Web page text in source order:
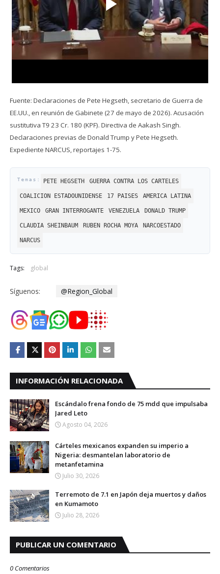
Fuente: Declaraciones de Pete Hegseth, secretario de Guerra de
EE.UU., en reunión de Gabinete (27 de mayo de 2026). Acusación
sustitutiva T9 23 Cr. 180 (KPF). Directiva de Aakash Singh.
Declaraciones previas de Donald Trump y Pete Hegseth.
Expediente NARCUS, reportajes 1-75.
PETE HEGSETH GUERRA CONTRA LOS CARTELES
COALICION ESTADOUNIDENSE 17 PAISES AMERICA LATINA
MEXICO GRAN INTERROGANTE VENEZUELA DONALD TRUMP
CLAUDIA SHEINBAUM RUBEN ROCHA MOYA NARCOESTADO
NARCUS
Tags: global
Síguenos: @Region_Global
INFORMACIÓN RELACIONADA
Escándalo frena fondo de 75 mdd que impulsaba
Jared Leto
Agosto 04, 2026
Cárteles mexicanos expanden su imperio a
Nigeria: desmantelan laboratorio de
metanfetamina
Julio 30, 2026
Terremoto de 7.1 en Japón deja muertos y daños
en Kumamoto
Julio 28, 2026
PUBLICAR UN COMENTARIO
0 Comentarios